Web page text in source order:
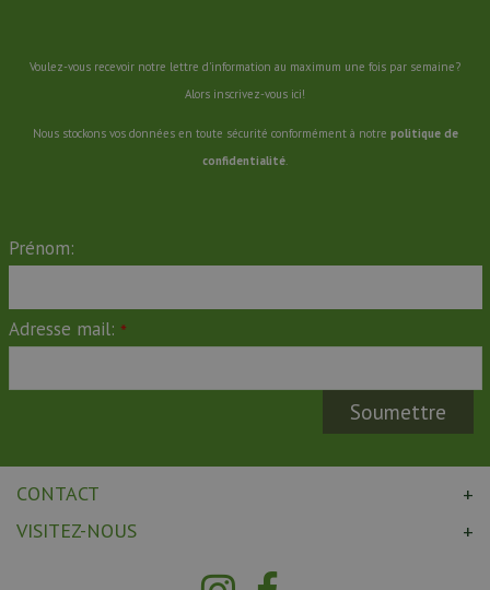
Voulez-vous recevoir notre lettre d'information au maximum une fois par semaine?
Alors inscrivez-vous ici!
Nous stockons vos données en toute sécurité conformément à notre politique de
confidentialité.
Prénom:
Adresse mail: *
CONTACT
VISITEZ-NOUS